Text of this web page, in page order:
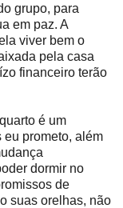
grupo, para
em paz. A
viver bem o
pela casa
financeiro terão
é um
eu prometo, além
dormir no
de
suas orelhas, não